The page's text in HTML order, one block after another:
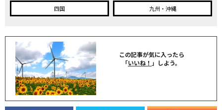
四国 九州・沖縄
この記事が気に入ったら
「いいね！ 」しよう。